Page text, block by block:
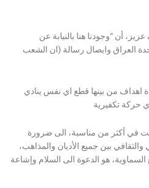
أن “وجودنا هنا بالنيابة عن
العراق وايصال رسالة (ان الشعب
اهداف من بينها قطع اي نفس ينادي
دعت في أكثر من مناسبة، الى ضرورة
بين جميع الأديان والمذاهب،
هو الدعوة الى السلام وإشاعة